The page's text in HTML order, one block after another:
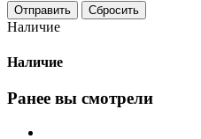
Сбросить
Наличие
Наличие
Ранее вы смотрели